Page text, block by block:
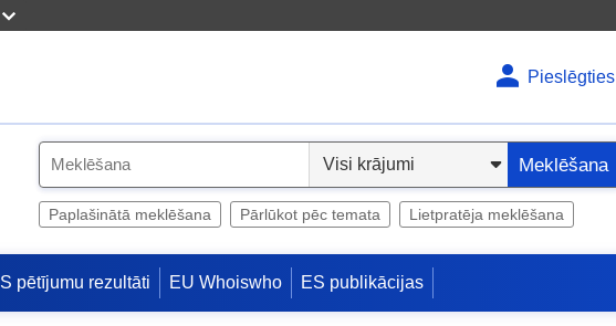
Pieslēgties
e
Meklēšana
Paplašinātā meklēšana Pārlūkot pēc temata Lietpratēja meklēšana
pētījumu rezultāti EU Whoiswho ES publikācijas